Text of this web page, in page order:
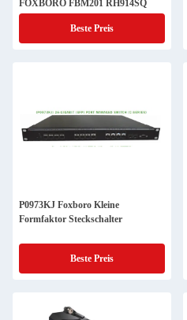
FOXBORO FBM201 RH914SQ
Beste Preis
P0973KJ Foxboro Kleine
Formfaktor Steckschalter
Beste Preis